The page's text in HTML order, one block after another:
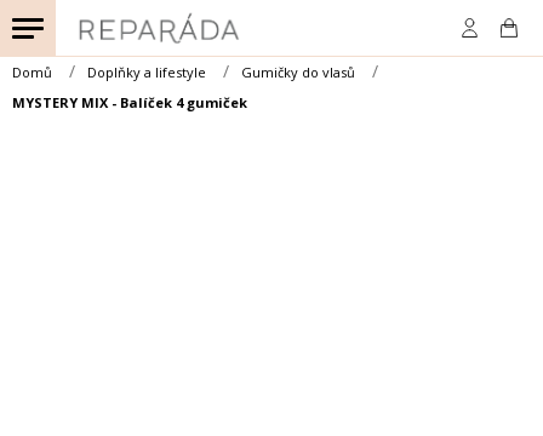
na
obsah
Domů Doplňky a lifestyle
Gumičky do vlasů
MYSTERY MIX - Balíček 4 gumiček